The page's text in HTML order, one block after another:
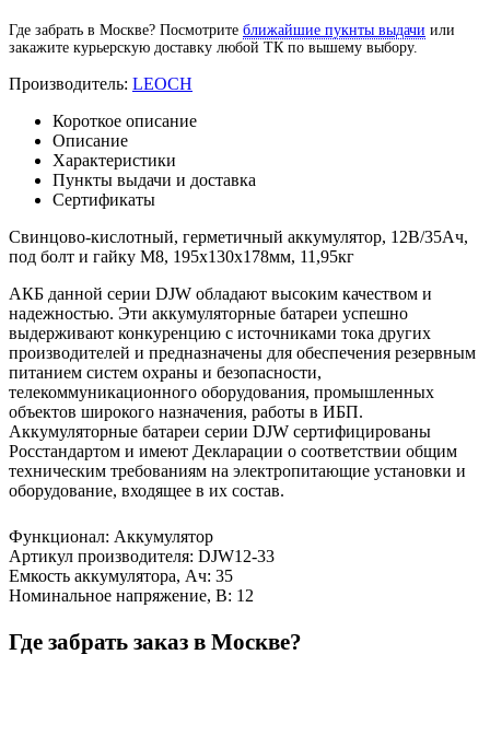
Где забрать в Москве? Посмотрите ближайшие пукнты выдачи или
закажите курьерскую доставку любой ТК по вышему выбору.
Производитель: LEOCH
Короткое описание
Описание
Характеристики
Пункты выдачи и доставка
Сертификаты
Свинцово-кислотный, герметичный аккумулятор, 12В/35Ач,
под болт и гайку М8, 195х130х178мм, 11,95кг
АКБ данной серии DJW обладают высоким качеством и
надежностью. Эти аккумуляторные батареи успешно
выдерживают конкуренцию с источниками тока других
производителей и предназначены для обеспечения резервным
питанием систем охраны и безопасности,
телекоммуникационного оборудования, промышленных
объектов широкого назначения, работы в ИБП.
Аккумуляторные батареи серии DJW сертифицированы
Росстандартом и имеют Декларации о соответствии общим
техническим требованиям на электропитающие установки и
оборудование, входящее в их состав.
Функционал: Аккумулятор
Артикул производителя: DJW12-33
Емкость аккумулятора, Ач: 35
Номинальное напряжение, В: 12
Где забрать заказ в Москве?